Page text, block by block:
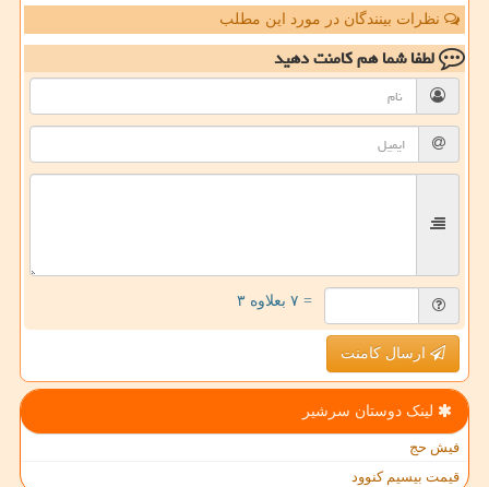
نظرات بینندگان در مورد این مطلب
لطفا شما همکامنت دهید
= ۷ بعلاوه ۳
ارسال کامنت
لینک دوستان سرشیر
فیش حج
قیمت بیسیم کنوود